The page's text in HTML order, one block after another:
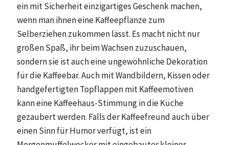
ein mit Sicherheit einzigartiges Geschenk machen,
wenn man ihnen eine Kaffeepflanze zum
Selberziehen zukommen lässt. Es macht nicht nur
großen Spaß, ihr beim Wachsen zuzuschauen,
sondern sie ist auch eine ungewöhnliche Dekoration
für die Kaffeebar. Auch mit Wandbildern, Kissen oder
handgefertigten Topflappen mit Kaffeemotiven
kann eine Kaffeehaus-Stimmung in die Küche
gezaubert werden. Falls der Kaffeefreund auch über
einen Sinn für Humor verfügt, ist ein